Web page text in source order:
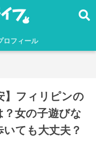
ロフィール
】フィリピンの
女の子遊びな
ても大丈夫？